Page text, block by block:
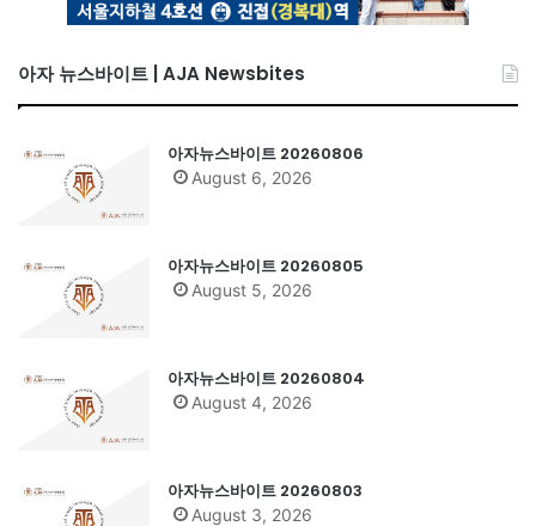
아자 뉴스바이트 | AJA Newsbites
아자뉴스바이트 20260806
August 6, 2026
아자뉴스바이트 20260805
August 5, 2026
아자뉴스바이트 20260804
August 4, 2026
아자뉴스바이트 20260803
August 3, 2026